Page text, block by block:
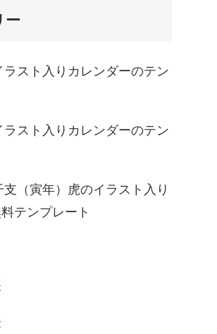
ー
ラスト入りカレンダーのテン
ラスト入りカレンダーのテン
支（寅年）虎のイラスト入り
テンプレート